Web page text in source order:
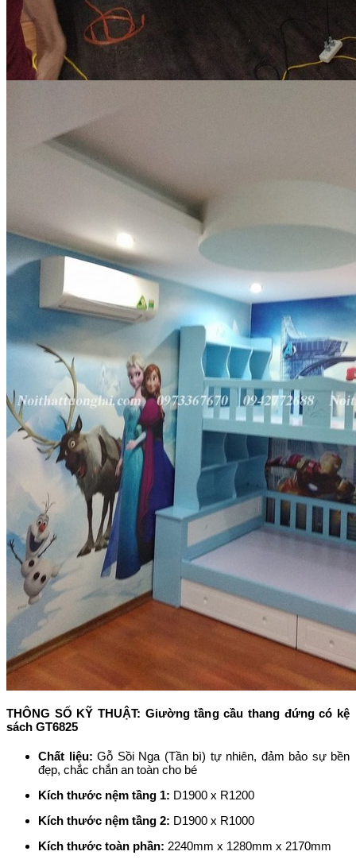
THÔNG SỐ KỸ THUẬT: Giường tầng cầu thang đứng có kệ
sách GT6825
Chất liệu: Gỗ Sồi Nga (Tần bì) tự nhiên, đảm bảo sự bền
đẹp, chắc chắn an toàn cho bé
Kích thước nệm tầng 1: D1900 x R1200
Kích thước nệm tầng 2: D1900 x R1000
Kích thước toàn phần: 2240mm x 1280mm x 2170mm